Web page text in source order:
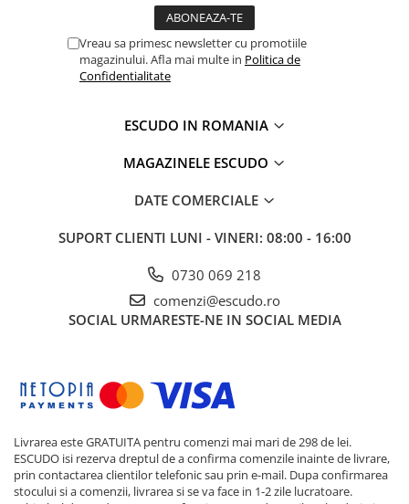
Vreau sa primesc newsletter cu promotiile
magazinului. Afla mai multe in Politica de
Confidentialitate
ESCUDO IN ROMANIA
MAGAZINELE ESCUDO
DATE COMERCIALE
SUPORT CLIENTI LUNI - VINERI: 08:00 - 16:00
0730 069 218
comenzi@escudo.ro
SOCIAL URMARESTE-NE IN SOCIAL MEDIA
Livrarea este GRATUITA pentru comenzi mai mari de 298 de lei.
ESCUDO isi rezerva dreptul de a confirma comenzile inainte de livrare,
prin contactarea clientilor telefonic sau prin e-mail. Dupa confirmarea
stocului si a comenzii, livrarea si se va face in 1-2 zile lucratoare.